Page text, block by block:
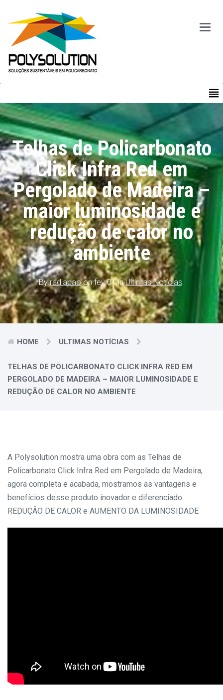
Main
Telhas de Policarbonato
Click Infra Red em
Pergolado de Madeira –
maior luminosidade e
redução de calor no
ambiente
Byradiacaoon fev 01 inUltimas Notícias.
HOME ULTIMAS NOTÍCIAS
TELHAS DE POLICARBONATO CLICK INFRA RED EM
PERGOLADO DE MADEIRA – MAIOR LUMINOSIDADE E
REDUÇÃO DE CALOR NO AMBIENTE
A Polysolution mostra uma obra com as Telhas de
Policarbonato Click Infra Red em Pergolado de Madeira,
agora completa e acabada, mostramos as vantagens e
benefícios desse produto inovador e diferenciado
REDUÇÂO DE CALOR e AUMENTO DA LUMINOSIDADE